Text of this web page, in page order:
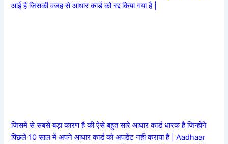
आई है जिसकी वजह से आधार कार्ड को रद्द किया गया है |
जिसमे से सबसे बड़ा कारण है की ऐसे बहुत सारे आधार कार्ड धारक है जिन्होंने
पिछले 10 साल में अपने आधार कार्ड को अपडेट नहीं कराया है |Aadhaar